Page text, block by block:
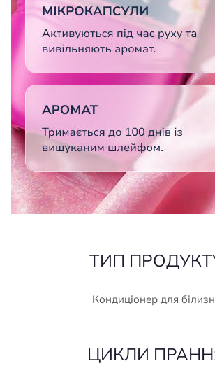
ТИП
Кондиціонер для
ЦИКЛИ